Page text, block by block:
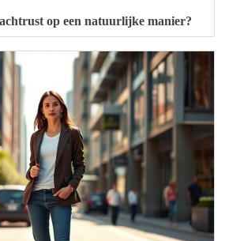
op een natuurlijke manier?